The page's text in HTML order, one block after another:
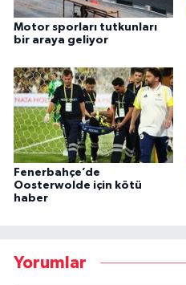
Motor sporları tutkunları
bir araya geliyor
Fenerbahçe’de
Oosterwolde için kötü
haber
Yorumlar